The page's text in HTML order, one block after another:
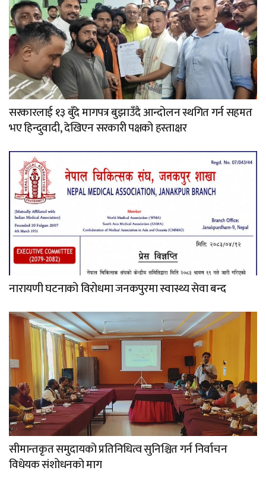
सरकारलाई १३ बुँदे मागपत्र बुझाउँदै आन्दोलन स्थगित गर्न सहमत
भए हिन्दुवादी, देखिएन सरकारी पक्षको हस्ताक्षर
नारायणी घटनाको विरोधमा जनकपुरमा स्वास्थ्य सेवा बन्द
सीमान्तकृत समुदायको प्रतिनिधित्व सुनिश्चित गर्न निर्वाचन
विधेयक संशोधनको माग